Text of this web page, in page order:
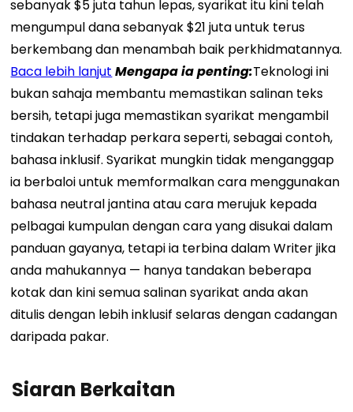
sebanyak $5 juta tahun lepas, syarikat itu kini telah
mengumpul dana sebanyak $21 juta untuk terus
berkembang dan menambah baik perkhidmatannya.
Baca lebih lanjut Mengapa ia penting:Teknologi ini
bukan sahaja membantu memastikan salinan teks
bersih, tetapi juga memastikan syarikat mengambil
tindakan terhadap perkara seperti, sebagai contoh,
bahasa inklusif. Syarikat mungkin tidak menganggap
ia berbaloi untuk memformalkan cara menggunakan
bahasa neutral jantina atau cara merujuk kepada
pelbagai kumpulan dengan cara yang disukai dalam
panduan gayanya, tetapi ia terbina dalam Writer jika
anda mahukannya — hanya tandakan beberapa
kotak dan kini semua salinan syarikat anda akan
ditulis dengan lebih inklusif selaras dengan cadangan
daripada pakar.
Siaran Berkaitan